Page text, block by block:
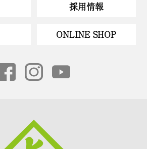
採用情報
ONLINE SHOP